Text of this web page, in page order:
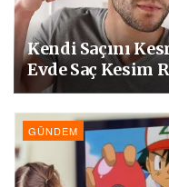
Kendi Saçını
Evde Saç Kesim
GÜNDEM